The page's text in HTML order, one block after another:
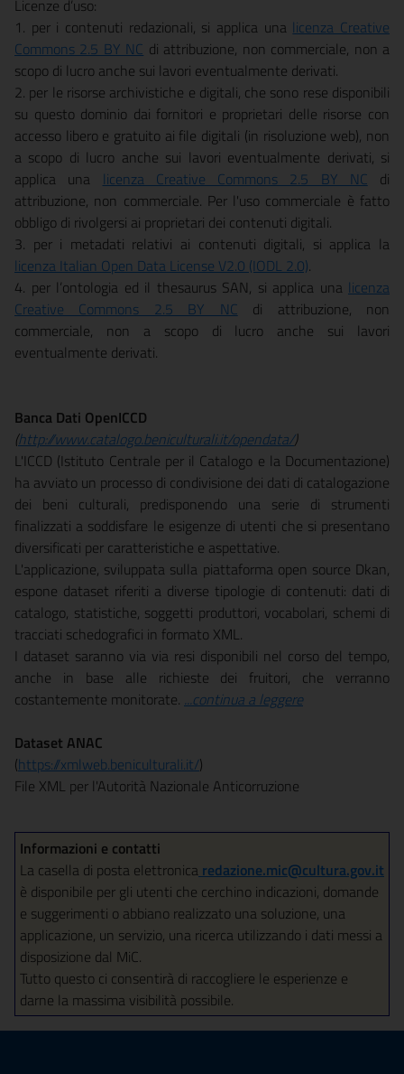
Licenze d’uso:
1. per i contenuti redazionali, si applica una licenza Creative
Commons 2.5 BY NC di attribuzione, non commerciale, non a
scopo di lucro anche sui lavori eventualmente derivati.
2. per le risorse archivistiche e digitali, che sono rese disponibili
su questo dominio dai fornitori e proprietari delle risorse con
accesso libero e gratuito ai file digitali (in risoluzione web), non
a scopo di lucro anche sui lavori eventualmente derivati, si
applica una licenza Creative Commons 2.5 BY NC di
attribuzione, non commerciale. Per l'uso commerciale è fatto
obbligo di rivolgersi ai proprietari dei contenuti digitali.
3. per i metadati relativi ai contenuti digitali, si applica la
licenza Italian Open Data License V2.0 (IODL 2.0).
4. per l’ontologia ed il thesaurus SAN, si applica una licenza
Creative Commons 2.5 BY NC di attribuzione, non
commerciale, non a scopo di lucro anche sui lavori
eventualmente derivati.
Banca Dati OpenICCD
(http://www.catalogo.beniculturali.it/opendata/)
L'ICCD (Istituto Centrale per il Catalogo e la Documentazione)
ha avviato un processo di condivisione dei dati di catalogazione
dei beni culturali, predisponendo una serie di strumenti
finalizzati a soddisfare le esigenze di utenti che si presentano
diversificati per caratteristiche e aspettative.
L'applicazione, sviluppata sulla piattaforma open source Dkan,
espone dataset riferiti a diverse tipologie di contenuti: dati di
catalogo, statistiche, soggetti produttori, vocabolari, schemi di
tracciati schedografici in formato XML.
I dataset saranno via via resi disponibili nel corso del tempo,
anche in base alle richieste dei fruitori, che verranno
costantemente monitorate. ...continua a leggere
Dataset ANAC
(https://xmlweb.beniculturali.it/)
File XML per l'Autorità Nazionale Anticorruzione
Informazioni e contatti
La casella di posta elettronica redazione.mic@cultura.gov.it
è disponibile per gli utenti che cerchino indicazioni, domande
e suggerimenti o abbiano realizzato una soluzione, una
applicazione, un servizio, una ricerca utilizzando i dati messi a
disposizione dal MiC.
Tutto questo ci consentirà di raccogliere le esperienze e
darne la massima visibilità possibile.